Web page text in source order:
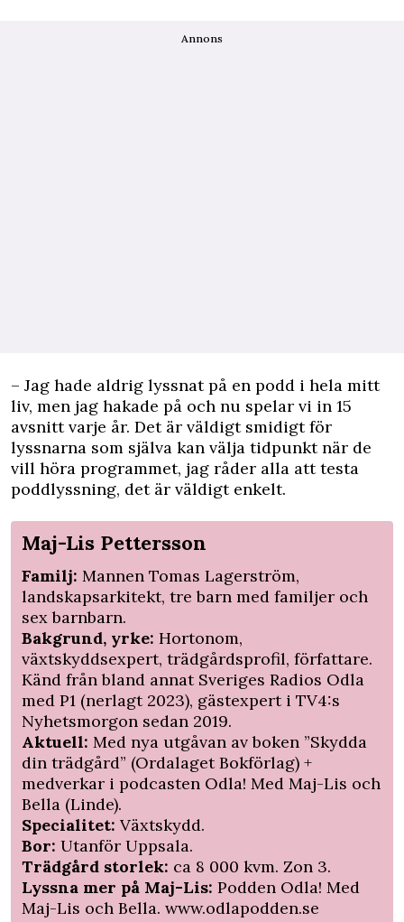
Annons
– Jag hade aldrig lyssnat på en podd i hela mitt
liv, men jag hakade på och nu spelar vi in 15
avsnitt varje år. Det är väldigt smidigt för
lyssnarna som själva kan välja tidpunkt när de
vill höra programmet, jag råder alla att testa
poddlyssning, det är väldigt enkelt.
Maj-Lis Pettersson
Familj: Mannen Tomas Lagerström,
landskapsarkitekt, tre barn med familjer och
sex barnbarn.
Bakgrund, yrke: Hortonom,
växtskyddsexpert, trädgårdsprofil, författare.
Känd från bland annat Sveriges Radios Odla
med P1 (nerlagt 2023), gästexpert i TV4:s
Nyhetsmorgon sedan 2019.
Aktuell: Med nya utgåvan av boken ”Skydda
din trädgård” (Ordalaget Bokförlag) +
medverkar i podcasten Odla! Med Maj-Lis och
Bella (Linde).
Specialitet: Växtskydd.
Bor: Utanför Uppsala.
Trädgård storlek: ca 8 000 kvm. Zon 3.
Lyssna mer på Maj-Lis: Podden Odla! Med
Maj-Lis och Bella. www.odlapodden.se